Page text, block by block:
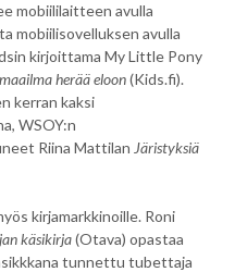
mobiililaitteen avulla
mobiilisovelluksen avulla
kirjoittama My Little Pony
herää eloon(Kids.fi).
kerran kaksi
WSOY:n
Riina Mattilan Järistyksiä
kirjamarkkinoille. Roni
käsikirja(Otava) opastaa
tunnettu tubettaja